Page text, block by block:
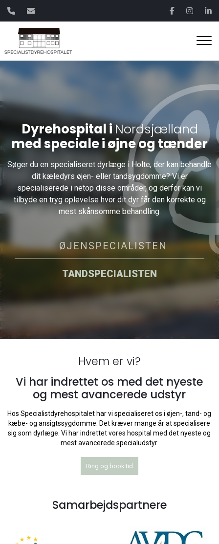
Gå
hovedindhold
Dyrehospital iNordsjælland
med speciale i øjne og tænder
Søger du en specialiseret dyrlæge i Holte, der kan behandle
dit kæledyrs øjen- eller tandsygdomme? Vi er
specialiserede i netop disse områder, og derfor kan vi
tilbyde en tryg oplevelse hvor dit dyr får den korrekte og
mest skånsomme behandling.
ØJENSPECIALISTEN
TANDSPECIALISTEN
Hvem er vi?
Vi har indrettet os med det nyeste
og mest avancerede udstyr
Hos Specialistdyrehospitalet har vi specialiseret os i øjen-, tand- og
kæbe- og ansigtssygdomme. Det kræver mange år at specialisere
sig som dyrlæge. Vi har indrettet vores hospital med det nyeste og
mest avancerede specialudstyr.
Ring og book tid
Samarbejdspartnere